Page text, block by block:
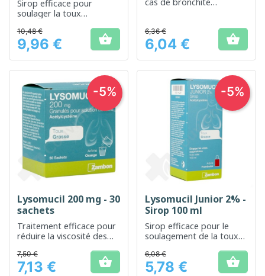
Sirop efficace pour
soulager la toux
les voies respiratoires
Prix
10,48 €
9,96 €  Prix
6,36 €
6,04 € 
Lysomucil 200 mg - 30
sachets
Traitement efficace pour
réduire la viscosité des
Prix
7,50 €
7,13 € 
-5%
Lysomucil Junior 2% -
Sirop 100 ml
Sirop efficace pour le
soulagement de la toux
enfants
Prix
6,08 €
5,78 € 
-5%